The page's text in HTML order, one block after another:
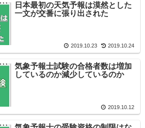
日本最初の天気予報は漠然とした
一文が交番に張り出された
2019.10.23 2019.10.24
気象予報士試験の合格者数は増加
しているのか減少しているのか
2019.10.12